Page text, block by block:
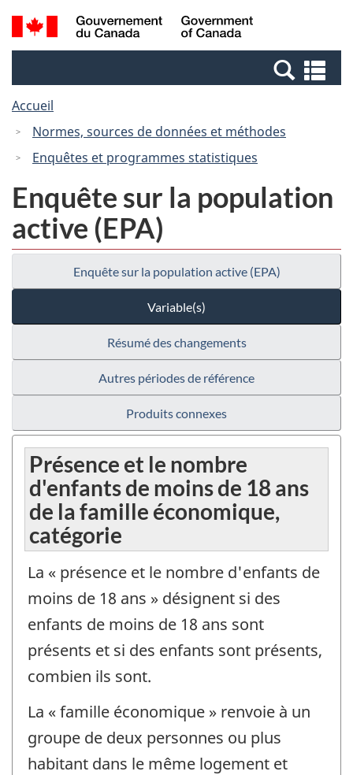
Passer
au
Passer
à
Canada
Recherche
et
et
Accueil
Normes, sources de données et méthodes
Enquêtes et programmes statistiques
Enquête sur la population
active (EPA)
Enquête sur la population active (EPA)
Variable(s)
Résumé des changements
Autres périodes de référence
Produits connexes
Présence et le nombre
d'enfants de moins de 18 ans
de la famille économique,
catégorie
La « présence et le nombre d'enfants de
moins de 18 ans » désignent si des
enfants de moins de 18 ans sont
présents et si des enfants sont présents,
combien ils sont.
La « famille économique » renvoie à un
groupe de deux personnes ou plus
habitant dans le même logement et